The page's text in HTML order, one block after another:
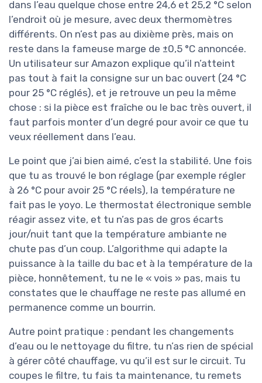
dans l’eau quelque chose entre 24,6 et 25,2 °C selon
l’endroit où je mesure, avec deux thermomètres
différents. On n’est pas au dixième près, mais on
reste dans la fameuse marge de ±0,5 °C annoncée.
Un utilisateur sur Amazon explique qu’il n’atteint
pas tout à fait la consigne sur un bac ouvert (24 °C
pour 25 °C réglés), et je retrouve un peu la même
chose : si la pièce est fraîche ou le bac très ouvert, il
faut parfois monter d’un degré pour avoir ce que tu
veux réellement dans l’eau.
Le point que j’ai bien aimé, c’est la stabilité. Une fois
que tu as trouvé le bon réglage (par exemple régler
à 26 °C pour avoir 25 °C réels), la température ne
fait pas le yoyo. Le thermostat électronique semble
réagir assez vite, et tu n’as pas de gros écarts
jour/nuit tant que la température ambiante ne
chute pas d’un coup. L’algorithme qui adapte la
puissance à la taille du bac et à la température de la
pièce, honnêtement, tu ne le « vois » pas, mais tu
constates que le chauffage ne reste pas allumé en
permanence comme un bourrin.
Autre point pratique : pendant les changements
d’eau ou le nettoyage du filtre, tu n’as rien de spécial
à gérer côté chauffage, vu qu’il est sur le circuit. Tu
coupes le filtre, tu fais ta maintenance, tu remets